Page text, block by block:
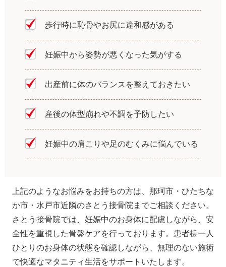
歩行時に恥骨やお尻に違和感がある
妊娠中から姿勢が悪くなった気がする
出産前に体のバランスを整えておきたい
産後の体型崩れや不調を予防したい
妊娠中の肩こりや足のむくみに悩んでいる
上記のようなお悩みをお持ちの方は、那珂市・ひたちな
か市・水戸市近隣のさとう接骨院までご相談ください。
さとう接骨院では、妊娠中のお身体に配慮しながら、安
全性を重視した骨盤ケアを行っております。患者様一人
ひとりのお身体の状態を確認しながら、無理のない施術
で快適なマタニティ生活をサポートいたします。